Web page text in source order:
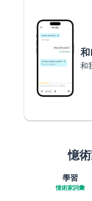
和
憶
學習
憶術家詞彙